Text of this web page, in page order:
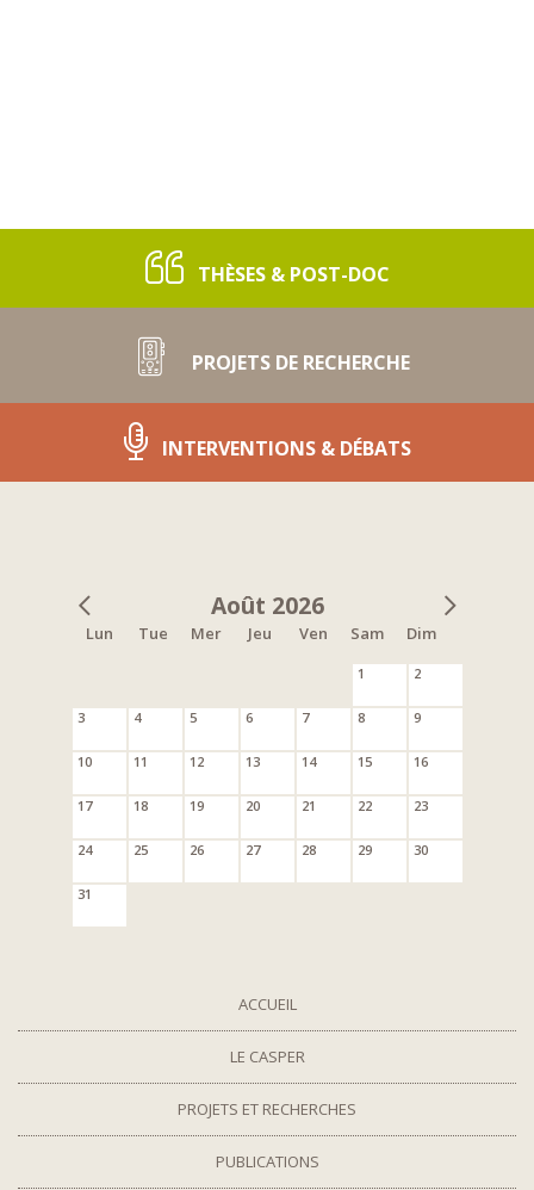
THÈSES & POST-DOC
PROJETS DE RECHERCHE
INTERVENTIONS & DÉBATS
Août 2026
Lun Tue Mer Jeu Ven Sam Dim
1 2
3 4 5 6 7 8 9
10 11 12 13 14 15 16
17 18 19 20 21 22 23
24 25 26 27 28 29 30
31
ACCUEIL
LE CASPER
PROJETS ET RECHERCHES
PUBLICATIONS